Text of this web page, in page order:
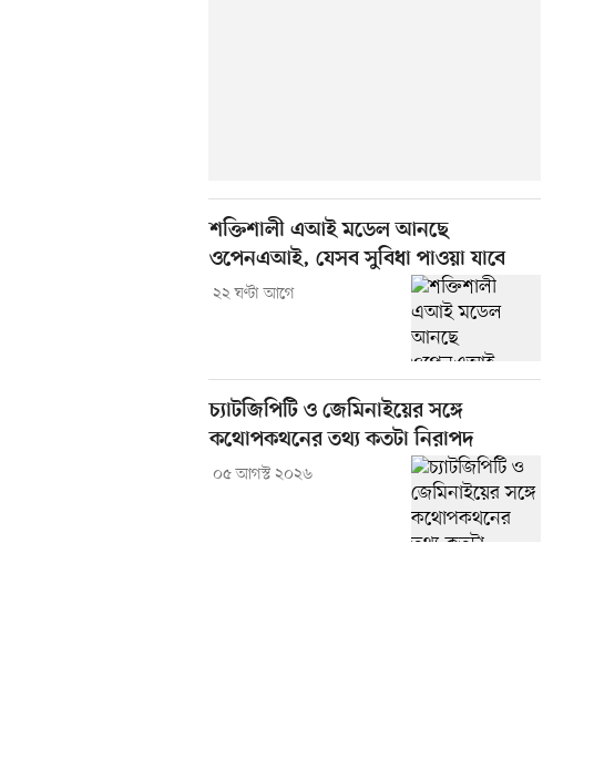
শক্তিশালী এআই মডেল আনছে
ওপেনএআই, যেসব সুবিধা পাওয়া যাবে
২২ ঘণ্টা আগে
চ্যাটজিপিটি ও জেমিনাইয়ের সঙ্গে
কথোপকথনের তথ্য কতটা নিরাপদ
০৫ আগস্ট ২০২৬